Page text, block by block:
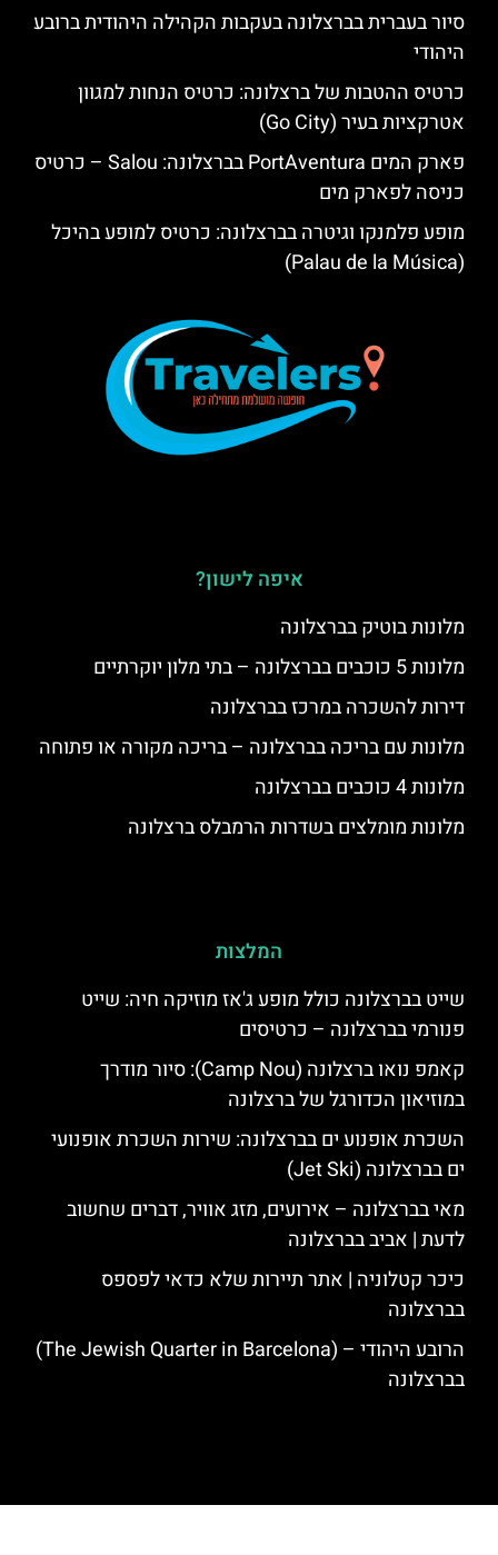
סיור בעברית בברצלונה בעקבות הקהילה היהודית ברובע
היהודי
כרטיס ההטבות של ברצלונה: כרטיס הנחות למגוון
אטרקציות בעיר (Go City)
פארק המים PortAventura בברצלונה: Salou – כרטיס
כניסה לפארק מים
מופע פלמנקו וגיטרה בברצלונה: כרטיס למופע בהיכל
(Palau de la Música)
איפה לישון?
מלונות בוטיק בברצלונה
מלונות 5 כוכבים בברצלונה – בתי מלון יוקרתיים
דירות להשכרה במרכז בברצלונה
מלונות עם בריכה בברצלונה – בריכה מקורה או פתוחה
מלונות 4 כוכבים בברצלונה
מלונות מומלצים בשדרות הרמבלס ברצלונה
המלצות
שייט בברצלונה כולל מופע ג'אז מוזיקה חיה: שייט
פנורמי בברצלונה – כרטיסים
קאמפ נואו ברצלונה (Camp Nou): סיור מודרך
במוזיאון הכדורגל של ברצלונה
השכרת אופנוע ים בברצלונה: שירות השכרת אופנועי
ים בברצלונה (Jet Ski)
מאי בברצלונה – אירועים, מזג אוויר, דברים שחשוב
לדעת | אביב בברצלונה
כיכר קטלוניה | אתר תיירות שלא כדאי לפספס
בברצלונה
הרובע היהודי – (The Jewish Quarter in Barcelona)
בברצלונה